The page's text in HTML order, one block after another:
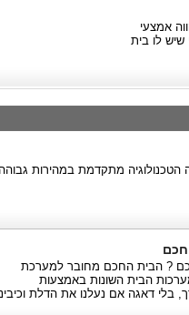
אמצעי
לו בית
הטכנולוגיה מתקדמת במהירות גבוהה
? הבית החכם מחובר למערכת
הבית השונות באמצעות
בלי דאגה אם נעלנו את הדלת